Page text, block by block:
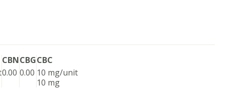
CBN
0.00
CBG
0.00
CBC
10 mg/unit
10 mg